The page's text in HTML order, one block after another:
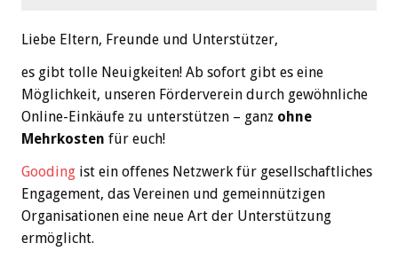
Liebe Eltern, Freunde und Unterstützer,
es gibt tolle Neuigkeiten! Ab sofort gibt es eine
Möglichkeit, unseren Förderverein durch gewöhnliche
Online-Einkäufe zu unterstützen – ganz ohne
Mehrkosten für euch!
Gooding ist ein offenes Netzwerk für gesellschaftliches
Engagement, das Vereinen und gemeinnützigen
Organisationen eine neue Art der Unterstützung
ermöglicht.